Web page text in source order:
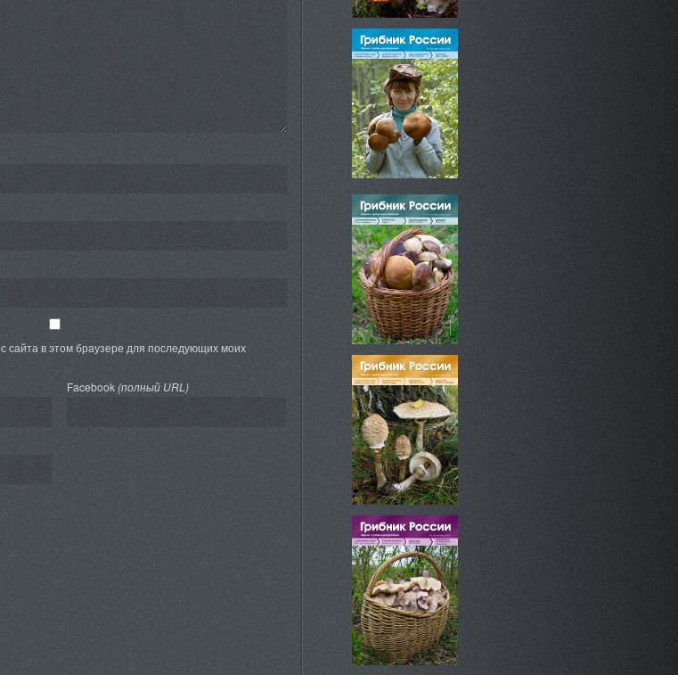
сайта в этом браузере для последующих моих
Facebook(полный URL)